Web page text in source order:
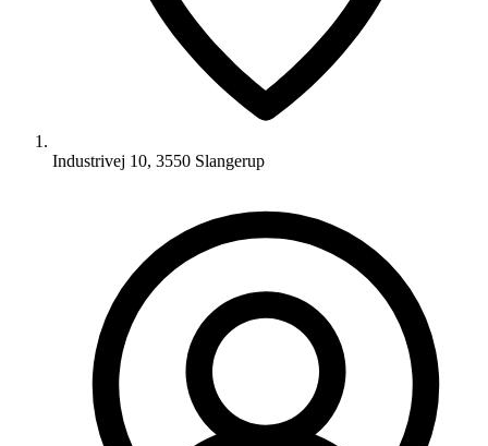
Industrivej 10, 3550 Slangerup